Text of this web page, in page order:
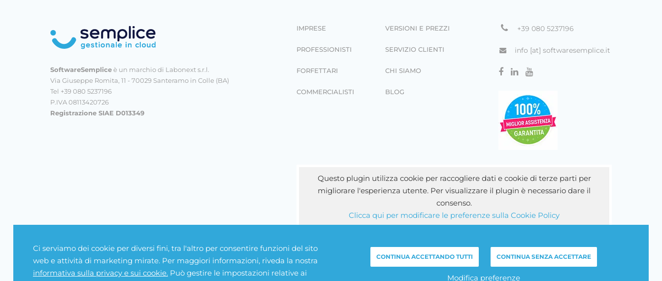
Ci serviamo dei cookie per diversi fini, tra l'altro per consentire funzioni del sito
web e attività di marketing mirate. Per maggiori informazioni, riveda la nostra
informativa sulla privacy e sui cookie.Può gestire le impostazioni relative ai
CONTINUA ACCETTANDO TUTTI CONTINUA SENZA ACCETTARE
Modifica preferenze
SoftwareSempliceè un marchio di Labonext s.r.l.
Via Giuseppe Romita, 11 - 70029 Santeramo in Colle (BA)
Tel +39 080 5237196
P.IVA 08113420726
Registrazione SIAE D013349
IMPRESE VERSIONI E PREZZI
PROFESSIONISTI SERVIZIO CLIENTI
FORFETTARI CHI SIAMO
COMMERCIALISTI BLOG
+39 080 5237196
info [at] softwaresemplice.it
Questo plugin utilizza cookie per raccogliere dati e cookie di terze parti per
migliorare l'esperienza utente. Per visualizzare il plugin è necessario dare il
consenso.
Clicca qui per modificare le preferenze sulla Cookie Policy